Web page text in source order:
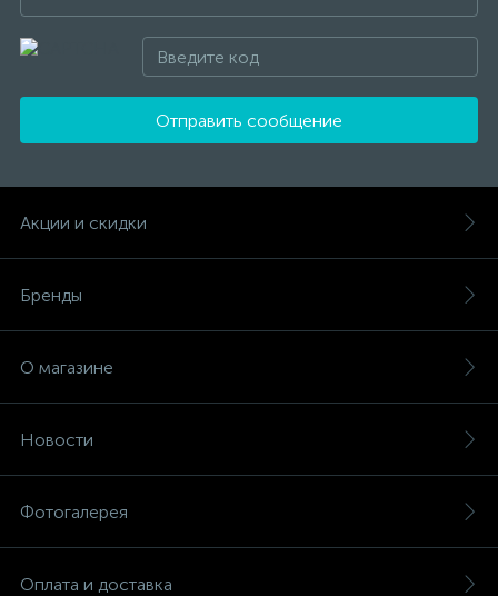
Отправить сообщение
Акции и скидки
Бренды
О магазине
Новости
Фотогалерея
Оплата и доставка